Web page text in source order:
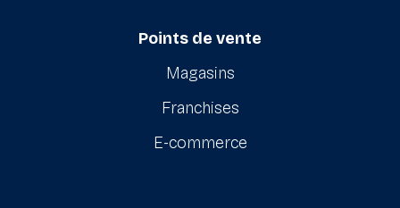
Points de vente
Magasins
Franchises
E-commerce